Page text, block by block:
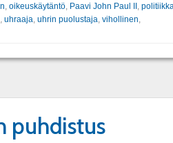
oikeuskäytäntö, Paavi John Paul II, politiikka
uhraaja uhrin puolustaja vihollinen
puhdistus